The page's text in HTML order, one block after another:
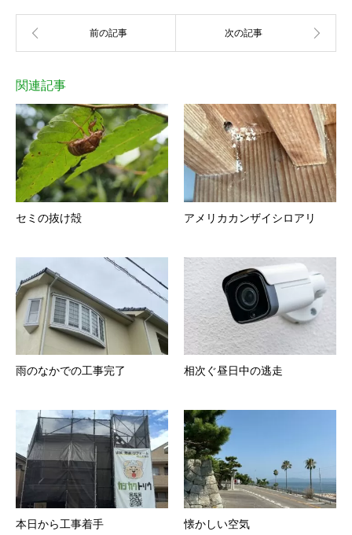
関連記事
セミの抜け殻 アメリカカンザイシロアリ
雨のなかでの工事完了 相次ぐ昼日中の逃走
本日から工事着手 懐かしい空気